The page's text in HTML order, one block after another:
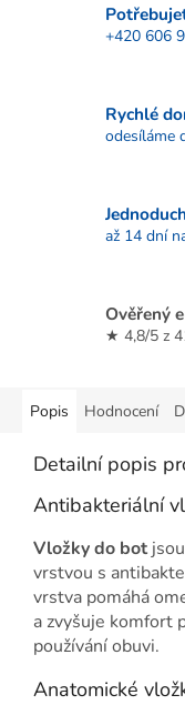
+420 606
Rychlé
odesíláme
až 14 dní
Ověřený
★ 4,8/5 z
Popis Hodnocení
Detailní popis
Antibakteriální
Vložky do bot
vrstvou s
vrstva pomáhá
a zvyšuje komfort
používání obuvi.
Anatomické